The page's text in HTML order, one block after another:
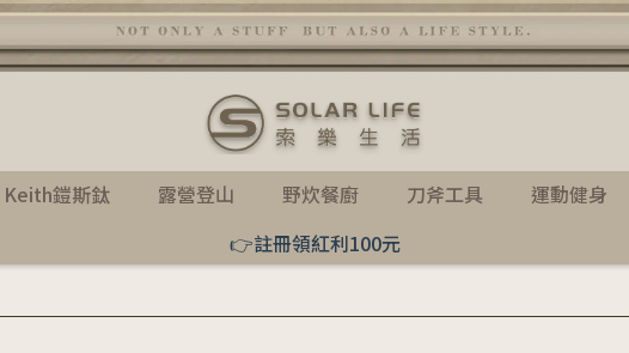
Keith鎧斯鈦 露營登山 野炊餐廚 刀斧工具 運動健身
👉註冊領紅利100元